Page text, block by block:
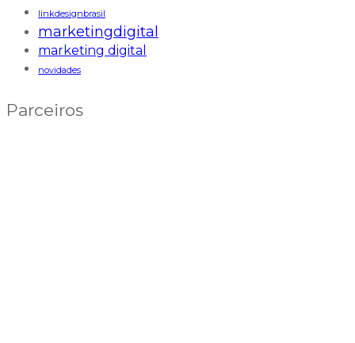
linkdesignbrasil
marketingdigital
marketing digital
novidades
Parceiros